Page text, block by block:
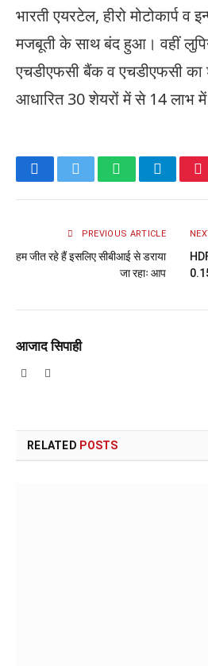
भारती एयरटेल, हीरो मोटोकार्प व
मजबूती के साथ बंद हुआ। वहीं
एचडीएफसी बैंक व एचडीएफसी
आधारित 30 शेयरों में से 14 लाभ
FacebookTwitterWhatsApp
PREVIOUS ARTICLE
हम जीत रहे हैं इसलिए सीबीआई से डराया
जा रहाः आप
आजाद सिपाही
Website
RELATED POSTS